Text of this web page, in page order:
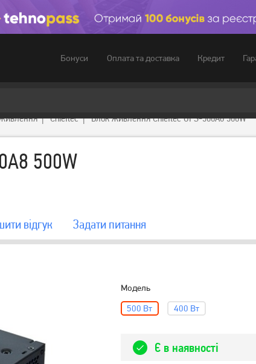
Бонуси Оплата та доставка Кредит
Chieftec Блок живлення Chieftec GPS-500A8 500W
500W
вiдгук Задати питання
Модель
500 Вт
400 Вт
Є в наявності